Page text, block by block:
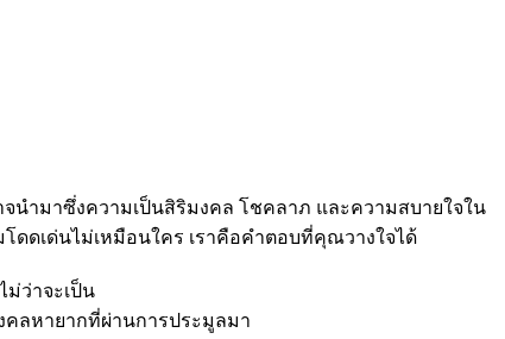
นำมาซึ่งความเป็นสิริมงคล โชคลาภ และความสบายใจใน
ดดเด่นไม่เหมือนใคร เราคือคำตอบที่คุณวางใจได้
ม่ว่าจะเป็น
คลหายากที่ผ่านการประมูลมา